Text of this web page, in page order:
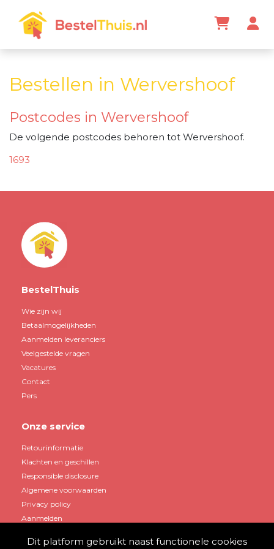
Bestellen in Wervershoof
Postcodes in Wervershoof
De volgende postcodes behoren tot Wervershoof.
1693
BestelThuis
Wie zijn wij
Betaalmogelijkheden
Aanmelden leveranciers
Veelgestelde vragen
Vacatures
Contact
Pers
Onze service
Retourinformatie
Klachten en geschillen
Responsible disclosure
Algemene voorwaarden
Privacy policy
Aanmelden
Dit platform gebruikt naast functionele cookies